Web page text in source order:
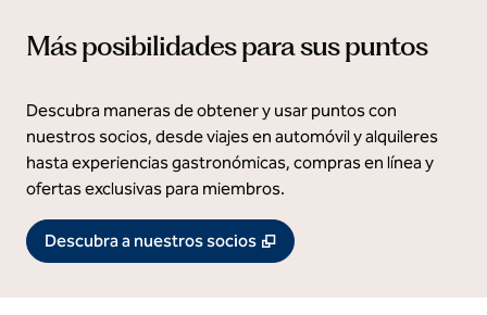
Más posibilidades para sus puntos
Descubra maneras de obtener y usar puntos con
nuestros socios, desde viajes en automóvil y alquileres
hasta experiencias gastronómicas, compras en línea y
ofertas exclusivas para miembros.
Descubra a nuestros socios , Abre una pestaña nueva